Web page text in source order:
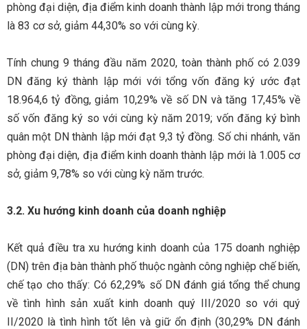
phòng đại diện, địa điểm kinh doanh thành lập mới trong tháng
là 83 cơ sở, giảm 44,30% so với cùng kỳ.
Tính chung 9 tháng đầu năm 2020, toàn thành phố có 2.039
DN đăng ký thành lập mới với tổng vốn đăng ký ước đạt
18.964,6 tỷ đồng, giảm 10,29% về số DN và tăng 17,45% về
số vốn đăng ký so với cùng kỳ năm 2019; vốn đăng ký bình
quân một DN thành lập mới đạt 9,3 tỷ đồng. Số chi nhánh, văn
phòng đại diện, địa điểm kinh doanh thành lập mới là 1.005 cơ
sở, giảm 9,78% so với cùng kỳ năm trước.
3.2. Xu hướng kinh doanh của doanh nghiệp
Kết quả điều tra xu hướng kinh doanh của 175 doanh nghiệp
(DN) trên địa bàn thành phố thuộc ngành công nghiệp chế biến,
chế tạo cho thấy: Có 62,29% số DN đánh giá tổng thể chung
về tình hình sản xuất kinh doanh quý III/2020 so với quý
II/2020 là tình hình tốt lên và giữ ổn định (30,29% DN đánh